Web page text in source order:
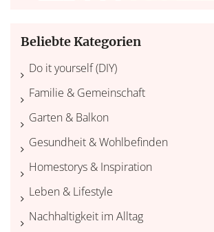
Beliebte Kategorien
Do it yourself (DIY)
Familie & Gemeinschaft
Garten & Balkon
Gesundheit & Wohlbefinden
Homestorys & Inspiration
Leben & Lifestyle
Nachhaltigkeit im Alltag